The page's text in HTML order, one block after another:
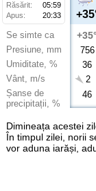
Răsărit:
05:59
Apus:
20:33
Se simte ca
Presiune, mm
Umiditate, %
Vânt, m/s
Șanse de
precipitații, %
+35°
756
36
2
46
Dimineața acestei
În timpul zilei, norii
vor aduna iarăși,